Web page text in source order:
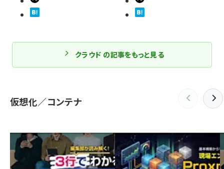
クラウド の記事をもっと見る
仮想化／コンテナ